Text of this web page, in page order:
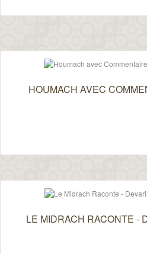
HOUMACH AVEC
LE MIDRACH RACONTE -